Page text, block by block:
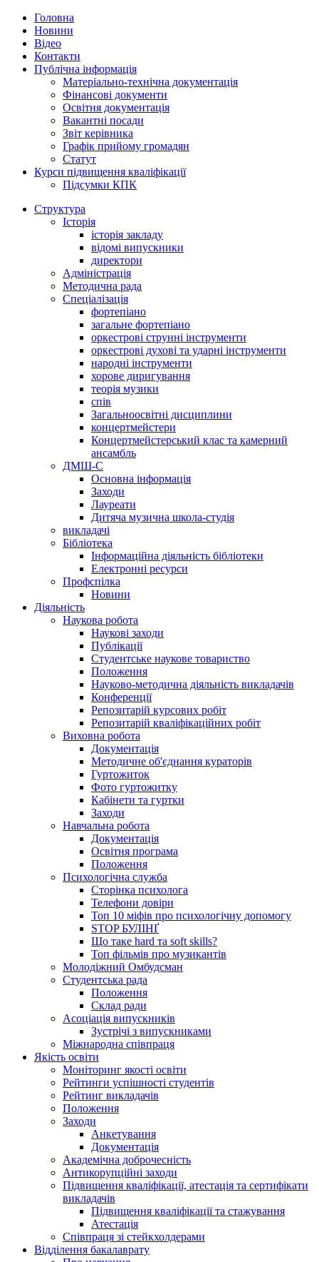
Головна
Новини
Відео
Контакти
Публічна інформація
Матеріально-технічна документація
Фінансові документи
Освітня документація
Вакантні посади
Звіт керівника
Графік прийому громадян
Статут
Курси підвищення кваліфікації
Підсумки КПК
Структура
Історія
історія закладу
відомі випускники
директори
Адміністрація
Методична рада
Спеціалізація
фортепіано
загальне фортепіано
оркестрові струнні інструменти
оркестрові духові та ударні інструменти
народні інструменти
хорове диригування
теорія музики
спів
Загальноосвітні дисциплини
концертмейстери
Концертмейстерський клас та камерний
ансамбль
ДМШ-С
Основна інформація
Заходи
Лауреати
Дитяча музична школа-студія
викладачі
Бібліотека
Інформаційна діяльність бібліотеки
Електронні ресурси
Профспілка
Новини
Діяльність
Наукова робота
Наукові заходи
Публікації
Студентське наукове товариство
Положення
Науково-методична діяльність викладачів
Конференції
Репозитарій курсових робіт
Репозитарій кваліфікаційних робіт
Виховна робота
Документація
Методичне об'єднання кураторів
Гуртожиток
Фото гуртожитку
Кабінети та гуртки
Заходи
Навчальна робота
Документація
Освітня програма
Положення
Психологічна служба
Сторінка психолога
Телефони довіри
Топ 10 міфів про психологічну допомогу
STOP БУЛІНҐ
Що таке hard та soft skills?
Топ фільмів про музикантів
Молодіжний Омбудсман
Студентська рада
Положення
Склад ради
Асоціація випускників
Зустрічі з випускниками
Міжнародна співпраця
Якість освіти
Моніторинг якості освіти
Рейтинги успішності студентів
Рейтинг викладачів
Положення
Заходи
Анкетування
Документація
Академічна доброчесність
Антикорупційні заходи
Підвищення кваліфікації, атестація та сертифікати
викладачів
Підвищення кваліфікації та стажування
Атестація
Співпраця зі стейкхолдерами
Відділення бакалаврату